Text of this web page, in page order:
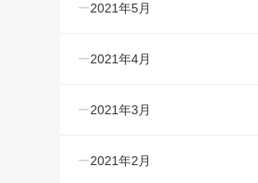
2021年5月
2021年4月
2021年3月
2021年2月